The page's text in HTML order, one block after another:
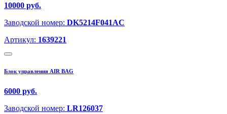
10000 руб.
Заводской номер: DK5214F041AC
Артикул: 1639221
Блок управления AIR BAG
6000 руб.
Заводской номер: LR126037